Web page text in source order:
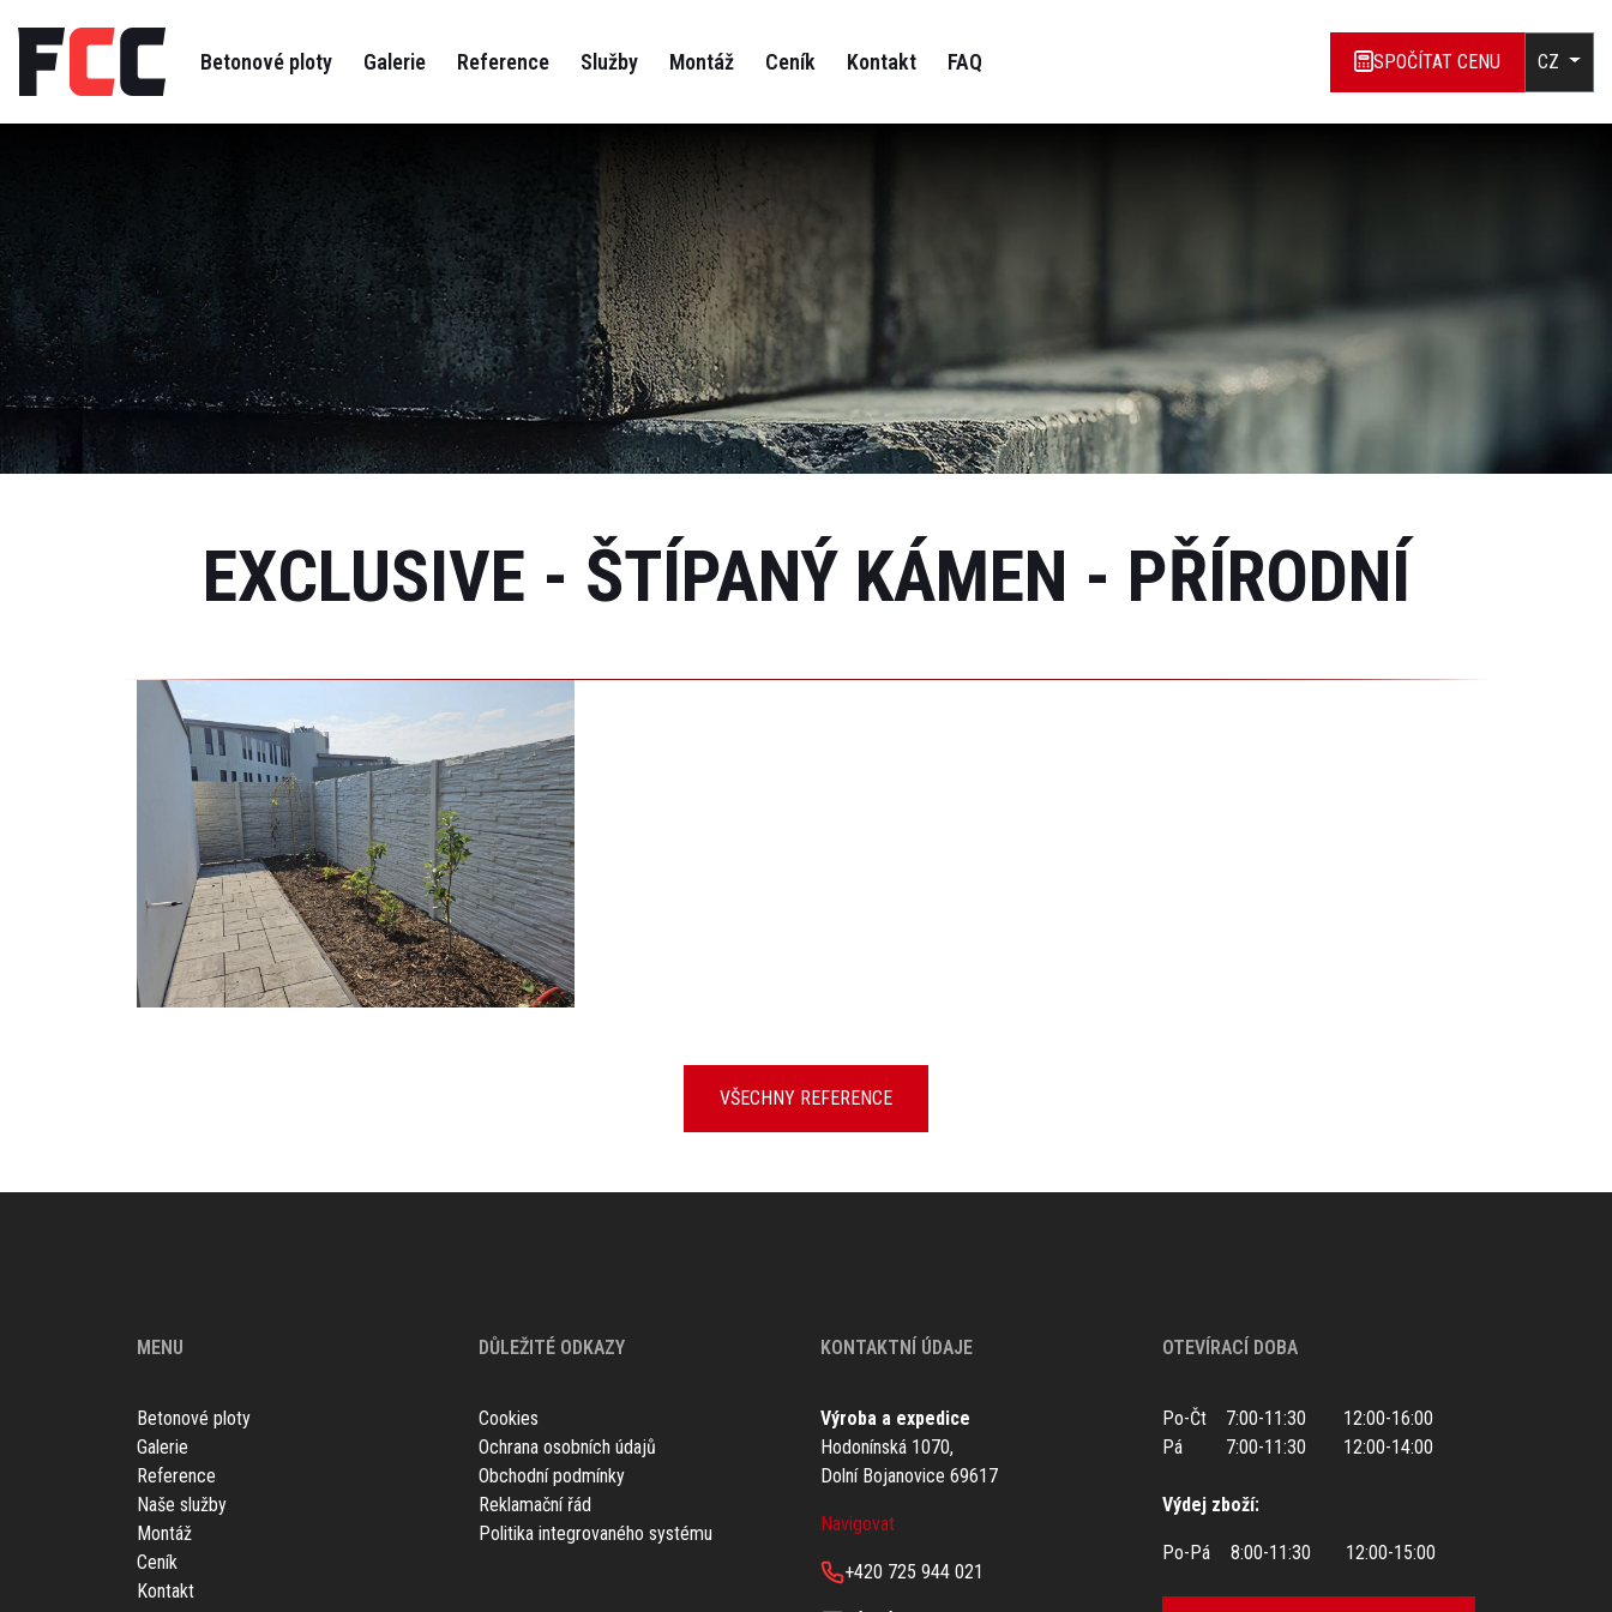
Betonové ploty Galerie Reference Služby Montáž Ceník Kontakt FAQ SPOČÍTAT CENU CZ
EXCLUSIVE - ŠTÍPANÝ KÁMEN - PŘÍRODNÍ
VŠECHNY REFERENCE
MENU
Betonové ploty
Galerie
Reference
Naše služby
Montáž
Ceník
Kontakt
DŮLEŽITÉ ODKAZY
Cookies
Ochrana osobních údajů
Obchodní podmínky
Reklamační řád
Politika integrovaného systému
KONTAKTNÍ ÚDAJE
Výroba a expedice
Hodonínská 1070,
Dolní Bojanovice 69617
Navigovat
+420 725 944 021
OTEVÍRACÍ DOBA
Po-Čt 7:00-11:30
12:00-16:00
Pá
7:00-11:30 12:00-14:00
Výdej zboží:
Po-Pá 8:00-11:30 12:00-15:00